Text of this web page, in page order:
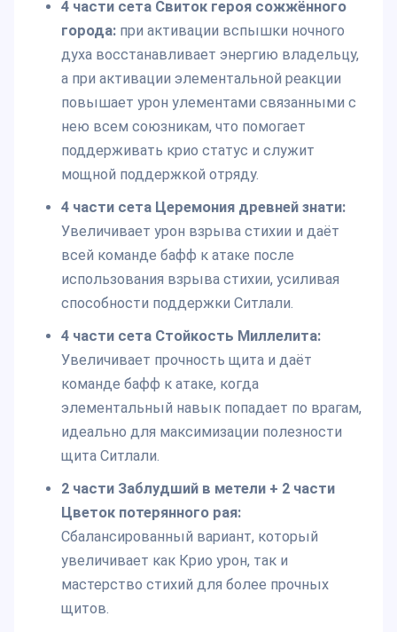
4 части сета Свиток героя сожжённого
города:при активации вспышки ночного
духа восстанавливает энергию владельцу,
а при активации элементальной реакции
повышает урон улементами связанными с
нею всем союзникам, что помогает
поддерживать крио статус и служит
мощной поддержкой отряду.
4 части сета Церемония древней знати:
Увеличивает урон взрыва стихии и даёт
всей команде бафф к атаке после
использования взрыва стихии, усиливая
способности поддержки Ситлали.
4 части сета Стойкость Миллелита:
Увеличивает прочность щита и даёт
команде бафф к атаке, когда
элементальный навык попадает по врагам,
идеально для максимизации полезности
щита Ситлали.
2 части Заблудший в метели + 2 части
Цветок потерянного рая:
Сбалансированный вариант, который
увеличивает как Крио урон, так и
мастерство стихий для более прочных
щитов.